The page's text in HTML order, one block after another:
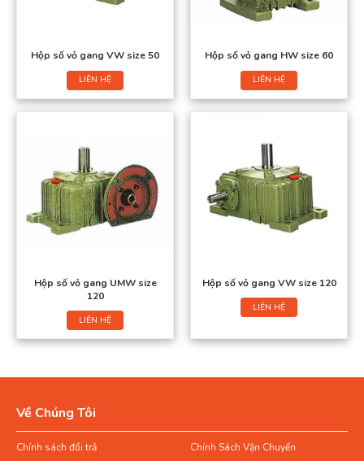
Hộp số vỏ gang VW size 50
LIÊN HỆ
Hộp số vỏ gang HW size 60
LIÊN HỆ
Hộp số vỏ gang UMW size
120
LIÊN HỆ
Hộp số vỏ gang VW size 120
LIÊN HỆ
Về Chúng Tôi
Chính sách đổi trả
Chính Sách Vận Chuyển